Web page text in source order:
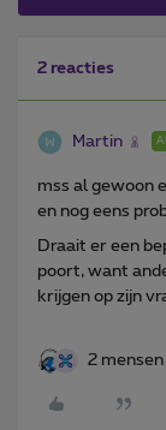
2 reacties
Martin
mss al gewoon
en nog eens
Draait er een
poort, want
krijgen op zijn
2